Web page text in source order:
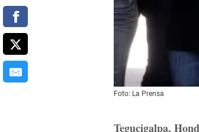
Foto: La Prensa
Tegucigalpa,